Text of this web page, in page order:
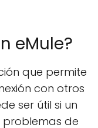
eMule?
que permite
con otros
ser útil si un
problemas de